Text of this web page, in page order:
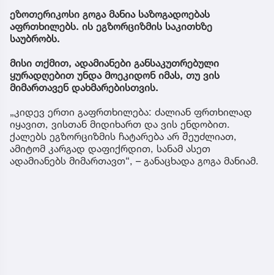
ეზოთერიკოსი გოგა მანია საზოგადოებას
აფრთხილებს. ის ეგზორციზმის საკითხზე
საუბრობს.
მისი თქმით, ადამიანები განსაკუთრებული
ყურადღებით უნდა მოეკიდონ იმას, თუ ვის
მიმართავენ დახმარებისთვის.
„კიდევ ერთი გაფრთხილება: ძალიან ფრთხილად
იყავით, ვისთან მიდიხართ და ვის ენდობით.
ქალებს ეგზორციზმის ჩატარება არ შეუძლიათ,
ამიტომ კარგად დაფიქრდით, სანამ ასეთ
ადამიანებს მიმართავთ“, – განაცხადა გოგა მანიამ.